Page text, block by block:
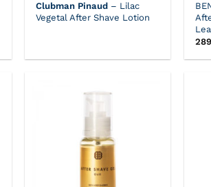
Clubman Pinaud– Lilac
Vegetal After Shave Lotion
289